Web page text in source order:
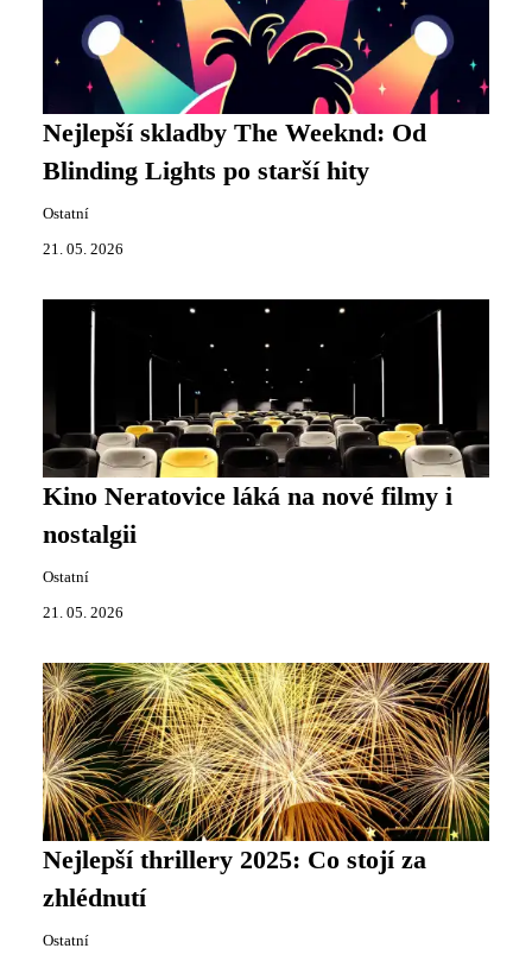
Nejlepší skladby The Weeknd: Od
Blinding Lights po starší hity
Ostatní
21. 05. 2026
Kino Neratovice láká na nové filmy i
nostalgii
Ostatní
21. 05. 2026
Nejlepší thrillery 2025: Co stojí za
zhlédnutí
Ostatní